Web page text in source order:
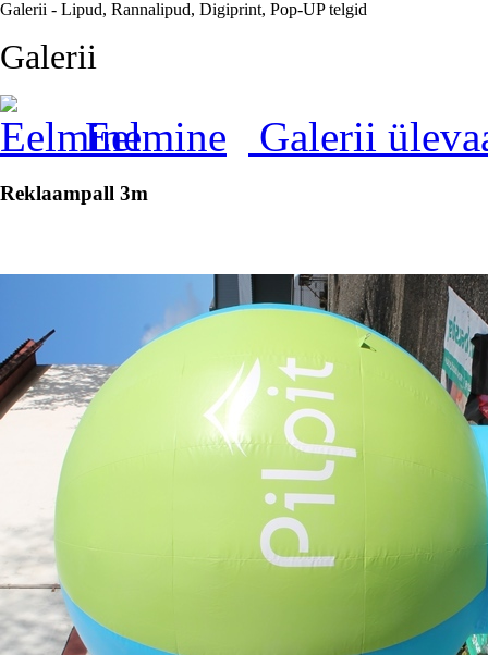
Galerii - Lipud, Rannalipud, Digiprint, Pop-UP telgid
Galerii
Eelmine Galerii
Reklaampall 3m